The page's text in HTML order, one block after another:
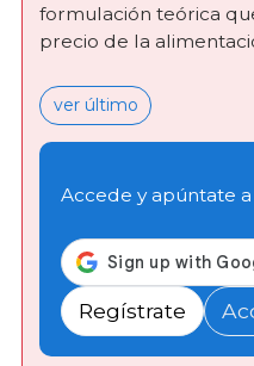
formulación teórica
precio de la
ver último
Accede y apúntate a
Regístrate